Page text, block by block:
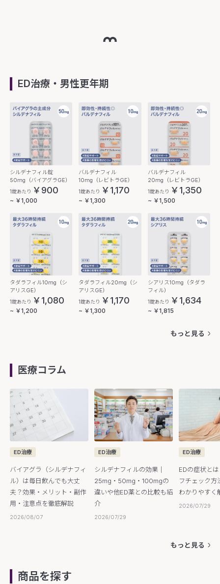
ED治療・男性更年期
シルデナフィル錠
50mg（バイアグラGE）
1錠あたり ￥900
~ ￥1,000
バルデナフィル
10mg（レビトラGE）
1錠あたり ￥1,170
~ ￥1,300
バルデナフィル
20mg（レビトラGE）
1錠あたり ￥1,350
~ ￥1,500
タダラフィル10mg（シ
アリスGE）
1錠あたり ￥1,080
~ ￥1,200
タダラフィル20mg（シ
アリスGE）
1錠あたり ￥1,170
~ ￥1,300
シアリス10mg（タダラ
フィル）
1錠あたり ￥1,634
~ ￥1,815
もっと見る
医療コラム
ED治療
バイアグラ（シルデナフィ
ル）は毎日飲んでも大丈
夫？効果・メリット・副作
用・注意点を徹底解説
2026/08/07
ED治療
シルデナフィルの効果｜
25mg・50mg・100mgの
違いや他ED薬との比較も紹
介
2026/07/29
ED治療
EDの症状と
フチェック方
わかりやすく
2026/07/29
もっと見る
商品を探す